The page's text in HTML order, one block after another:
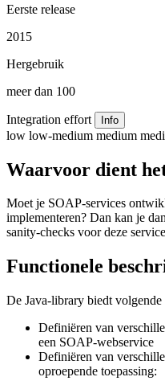
Eerste release
2015
Hergebruik
meer dan 100
Integration effort Info
low low-medium medium
Waarvoor dient
Moet je SOAP-services
implementeren? Dan kan je
sanity-checks voor deze
Functionele
De Java-library biedt
Definiëren van
een SOAP-webservice
Definiëren van
oproepende toepassing: